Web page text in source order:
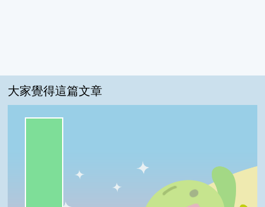
大家覺得這篇文章